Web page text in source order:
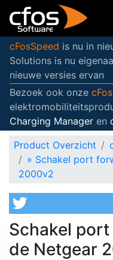
cFosSpeed is nu in
Solutions is nu
nieuwe versies ervan
Bezoek ook onze
Charging Manager en
Product Overzicht
» Schakel port
2000v2
Schakel
de Netgear